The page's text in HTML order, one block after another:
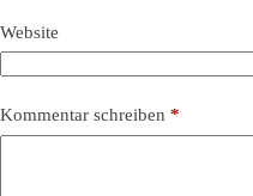
Website
Kommentar schreiben *